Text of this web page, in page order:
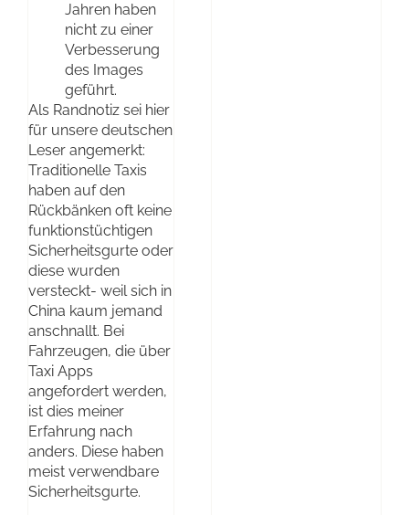
Jahren haben
nicht zu einer
Verbesserung
des Images
geführt.
Als Randnotiz sei hier
für unsere deutschen
Leser angemerkt:
Traditionelle Taxis
haben auf den
Rückbänken oft keine
funktionstüchtigen
Sicherheitsgurte oder
diese wurden
versteckt- weil sich in
China kaum jemand
anschnallt. Bei
Fahrzeugen, die über
Taxi Apps
angefordert werden,
ist dies meiner
Erfahrung nach
anders. Diese haben
meist verwendbare
Sicherheitsgurte.